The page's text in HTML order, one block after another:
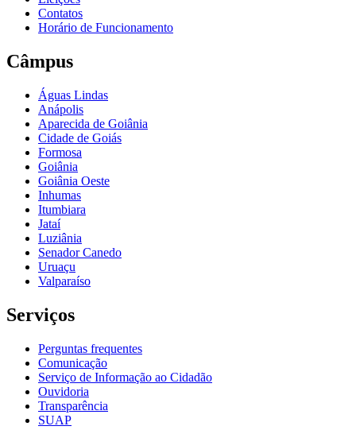
Contatos
Horário de Funcionamento
Câmpus
Águas Lindas
Anápolis
Aparecida de Goiânia
Cidade de Goiás
Formosa
Goiânia
Goiânia Oeste
Inhumas
Itumbiara
Jataí
Luziânia
Senador Canedo
Uruaçu
Valparaíso
Serviços
Perguntas frequentes
Comunicação
Serviço de Informação ao Cidadão
Ouvidoria
Transparência
SUAP